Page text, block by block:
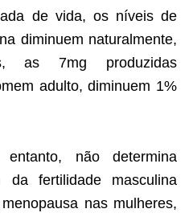
de vida, os níveis de
diminuem naturalmente,
as 7mg produzidas
adulto, diminuem 1%
não determina
da fertilidade masculina
nas mulheres,